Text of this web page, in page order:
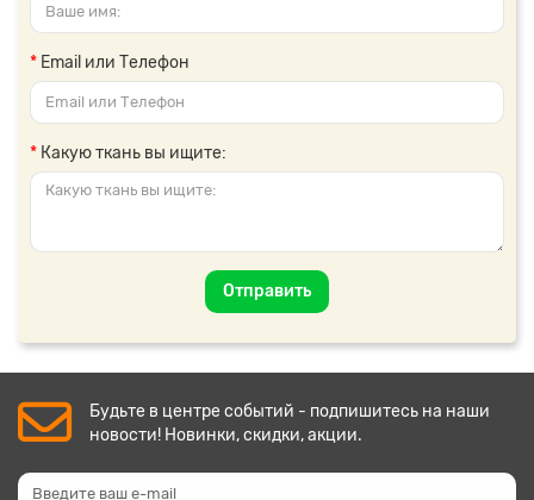
Email или Телефон
Какую ткань вы ищите:
Отправить
Будьте в центре событий - подпишитесь на наши
новости! Новинки, скидки, акции.